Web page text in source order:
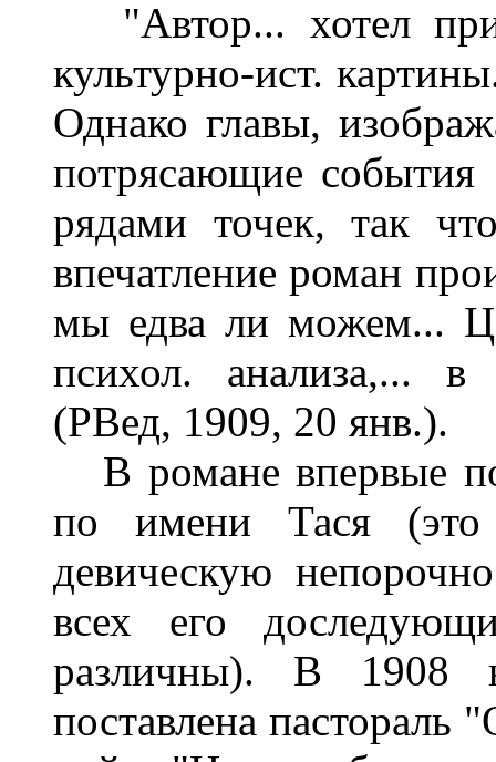
"Автор... хотел
культурно-ист.
Однако главы,
потрясающие
рядами точек, так
впечатление роман
мы едва ли можем...
психол. анализа,... в
(РВед, 1909, 20 янв.).
В романе впервые
по имени Тася
девическую
всех его
различны). В 1908
поставлена пастораль